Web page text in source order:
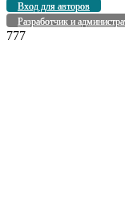
Вход для авторов
Разработчик и
777